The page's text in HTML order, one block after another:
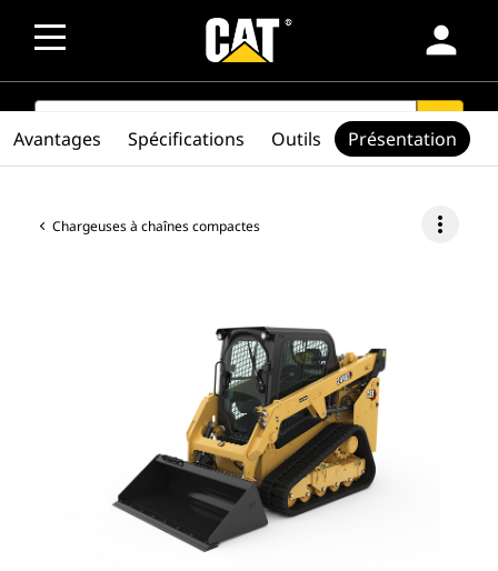
person
SEARCH search
Chargeuses à chaînes compactes more_vert
Avantages Spécifications Outils Présentation